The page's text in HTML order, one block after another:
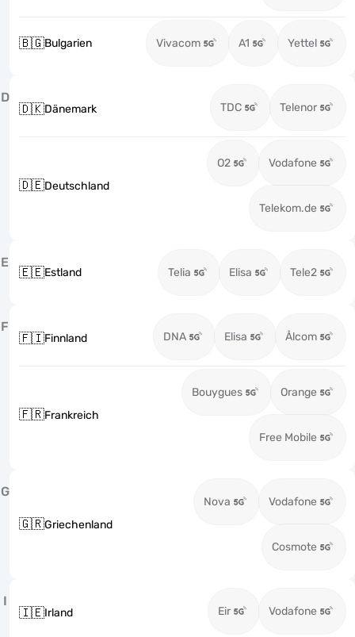
🇧🇬Bulgarien Vivacom A1 Yettel
D
🇩🇰Dänemark TDC Telenor
🇩🇪Deutschland
O2 Vodafone
Telekom.de
E
🇪🇪Estland Telia Elisa Tele2
F
🇫🇮Finnland DNA Elisa Ålcom
🇫🇷Frankreich
Bouygues Orange
Free Mobile
G
🇬🇷Griechenland
Nova Vodafone
Cosmote
I
🇮🇪Irland Eir Vodafone